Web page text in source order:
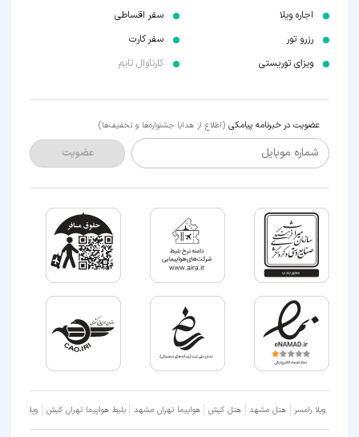
اجاره ویلا
رزرو تور
ویزای توریستی
سفر اقساطی
سفر کارت
کارناوال تایم
عضویت در خبرنامه پیامکی (اطلاع از هدایا جشنواره‌ها و تخفیف‌ها)
شماره موبایل عضویت
ویلا رامسر هتل مشهد هتل کیش هواپیما تهران مشهد بلیط هواپیما تهران کیش ویلا شمال